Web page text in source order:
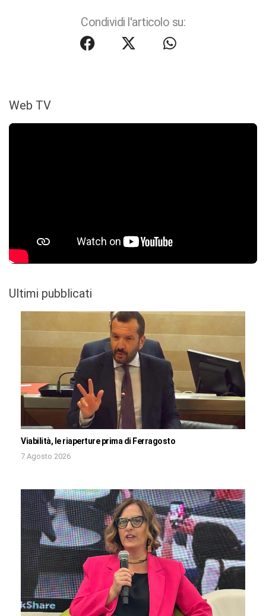
Condividi l'articolo su:
Web TV
Ultimi pubblicati
Viabilità, le riaperture prima di Ferragosto
7 Agosto 2026